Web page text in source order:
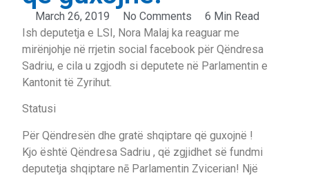
March 26, 2019 No Comments
6 Min Read
Ish deputetja e LSI, Nora Malaj ka reaguar me
mirënjohje në rrjetin social facebook për Qëndresa
Sadriu, e cila u zgjodh si deputete në Parlamentin e
Kantonit të Zyrihut.
Statusi
Për Qëndresën dhe gratë shqiptare që guxojnë !
Kjo është Qëndresa Sadriu , që zgjidhet së fundmi
deputetja shqiptare nē Parlamentin Zvicerian! Një